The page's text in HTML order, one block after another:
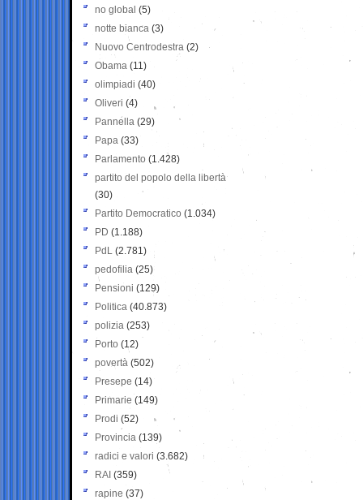
no global (5)
notte bianca (3)
Nuovo Centrodestra (2)
Obama (11)
olimpiadi (40)
Oliveri (4)
Pannella (29)
Papa (33)
Parlamento (1.428)
partito del popolo della libertà
(30)
Partito Democratico (1.034)
PD (1.188)
PdL (2.781)
pedofilia (25)
Pensioni (129)
Politica (40.873)
polizia (253)
Porto (12)
povertà (502)
Presepe (14)
Primarie (149)
Prodi (52)
Provincia (139)
radici e valori (3.682)
RAI (359)
rapine (37)